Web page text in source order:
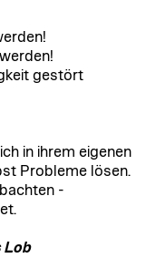
gestört
in ihrem eigenen
Probleme lösen.
-
Lob